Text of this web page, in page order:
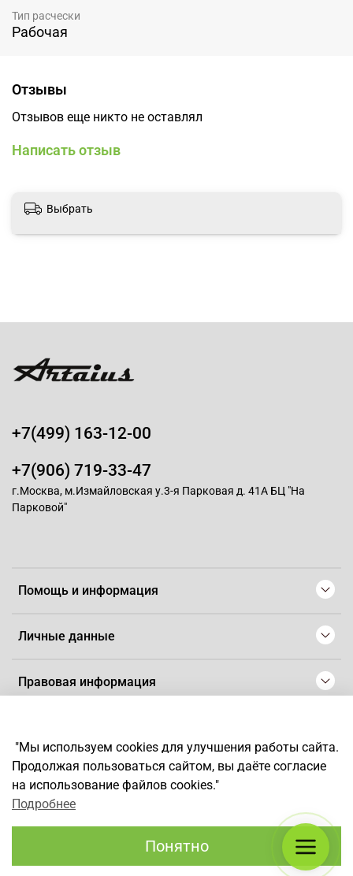
Тип расчески
Рабочая
Отзывы
Отзывов еще никто не оставлял
Написать отзыв
Выбрать
Помощь и информация
Личные данные
Правовая информация
+7(499) 163-12-00
+7(906) 719-33-47
г.Москва, м.Измайловская у.3-я Парковая д. 41А БЦ "На
Парковой"
*Любое использование контента без письменного разрешения
запрещено
"Мы используем cookies для улучшения работы сайта.
Продолжая пользоваться сайтом, вы даёте согласие
на использование файлов cookies."
Подробнее
Понятно